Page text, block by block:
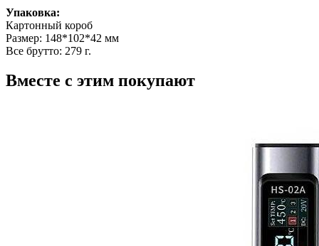
Упаковка:
Картонный короб
Размер: 148*102*42 мм
Все брутто: 279 г.
Вместе с этим покупают